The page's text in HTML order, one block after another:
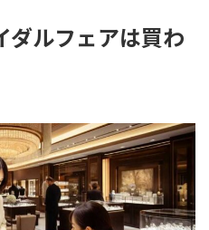
ダルフェアは買わ